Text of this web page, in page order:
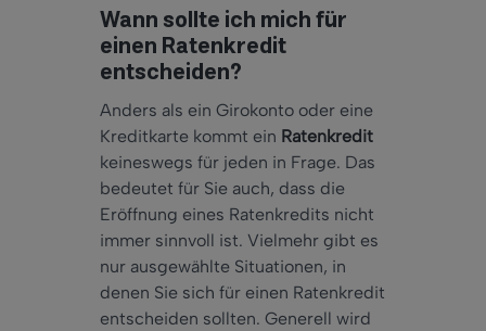
Wann sollte ich mich für
einen Ratenkredit
entscheiden?
Anders als ein Girokonto oder eine
Kreditkarte kommt ein Ratenkredit
keineswegs für jeden in Frage. Das
bedeutet für Sie auch, dass die
Eröffnung eines Ratenkredits nicht
immer sinnvoll ist. Vielmehr gibt es
nur ausgewählte Situationen, in
denen Sie sich für einen Ratenkredit
entscheiden sollten. Generell wird